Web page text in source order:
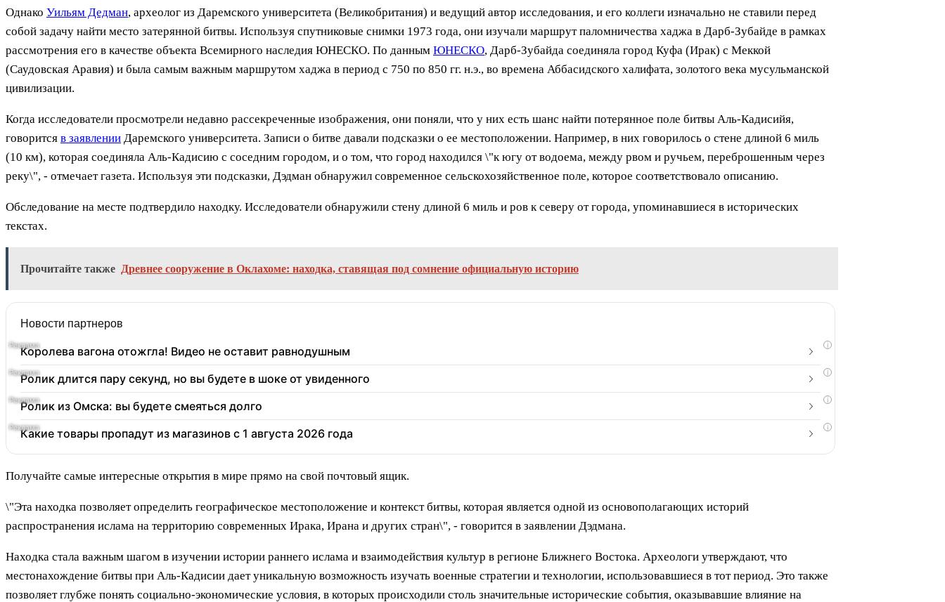
Однако Уильям Дедман, археолог из Даремского университета (Великобритания) и ведущий автор исследования, и его коллеги изначально не ставили перед
собой задачу найти место затерянной битвы. Используя спутниковые снимки 1973 года, они изучали маршрут паломничества хаджа в Дарб-Зубайде в рамках
рассмотрения его в качестве объекта Всемирного наследия ЮНЕСКО. По данным ЮНЕСКО, Дарб-Зубайда соединяла город Куфа (Ирак) с Меккой
(Саудовская Аравия) и была самым важным маршрутом хаджа в период с 750 по 850 гг. н.э., во времена Аббасидского халифата, золотого века мусульманской
цивилизации.
Когда исследователи просмотрели недавно рассекреченные изображения, они поняли, что у них есть шанс найти потерянное поле битвы Аль-Кадисийя,
говорится в заявлении Даремского университета. Записи о битве давали подсказки о ее местоположении. Например, в них говорилось о стене длиной 6 миль
(10 км), которая соединяла Аль-Кадисию с соседним городом, и о том, что город находился \"к югу от водоема, между рвом и ручьем, переброшенным через
реку\", - отмечает газета. Используя эти подсказки, Дэдман обнаружил современное сельскохозяйственное поле, которое соответствовало описанию.
Обследование на месте подтвердило находку. Исследователи обнаружили стену длиной 6 миль и ров к северу от города, упоминавшиеся в исторических
текстах.
Прочитайте также Древнее сооружение в Оклахоме: находка, ставящая под сомнение официальную историю
Новости партнеров
i
Королева вагона отожгла! Видео не оставит равнодушным
i
Ролик длится пару секунд, но вы будете в шоке от увиденного
i
Ролик из Омска: вы будете смеяться долго
i
Какие товары пропадут из магазинов с 1 августа 2026 года
Получайте самые интересные открытия в мире прямо на свой почтовый ящик.
\"Эта находка позволяет определить географическое местоположение и контекст битвы, которая является одной из основополагающих историй
распространения ислама на территорию современных Ирака, Ирана и других стран\", - говорится в заявлении Дэдмана.
Находка стала важным шагом в изучении истории раннего ислама и взаимодействия культур в регионе Ближнего Востока. Археологи утверждают, что
местонахождение битвы при Аль-Кадисии дает уникальную возможность изучать военные стратегии и технологии, использовавшиеся в тот период. Это также
позволяет глубже понять социально-экономические условия, в которых происходили столь значительные исторические события, оказывавшие влияние на